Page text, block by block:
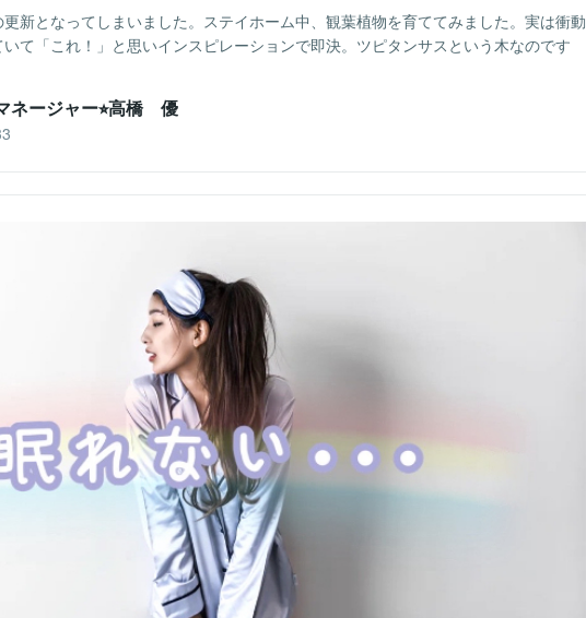
新となってしまいました。ステイホーム中、観葉植物を育ててみました。実は衝動
て「これ！」と思いインスピレーションで即決。ツピタンサスという木なのです
ネージャー⭐︎高橋 優